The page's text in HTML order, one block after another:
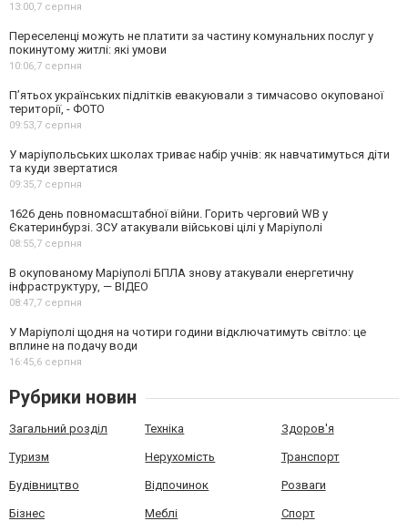
13:00,7 серпня
Переселенці можуть не платити за частину комунальних послуг у
покинутому житлі: які умови
10:06,7 серпня
П’ятьох українських підлітків евакуювали з тимчасово окупованої
території, - ФОТО
09:53,7 серпня
У маріупольських школах триває набір учнів: як навчатимуться діти
та куди звертатися
09:35,7 серпня
1626 день повномасштабної війни. Горить черговий WB у
Єкатеринбурзі. ЗСУ атакували військові цілі у Маріуполі
08:55,7 серпня
В окупованому Маріуполі БПЛА знову атакували енергетичну
інфраструктуру, — ВІДЕО
08:47,7 серпня
У Маріуполі щодня на чотири години відключатимуть світло: це
вплине на подачу води
16:45,6 серпня
Рубрики новин
Загальний розділ Техніка Здоров'я
Туризм Нерухомість Транспорт
Будівництво Відпочинок Розваги
Бізнес Меблі Спорт